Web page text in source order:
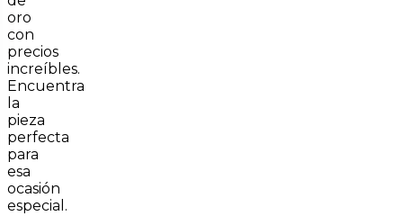
oro
con
precios
increíbles.
Encuentra
la
pieza
perfecta
para
esa
ocasión
especial.